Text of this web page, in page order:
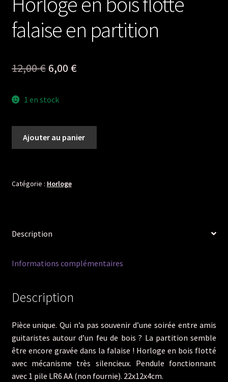
falaise en partition
12,00€ Le
initial
était :
12,00 €.
6,00 €Le
est :
6,00 €.
1 en stock
bois
partition
Ajouter au panier
Catégorie : Horloge
Description
Informations complémentaires
Description
Pièce unique. Qui n’a pas souvenir d’une soirée entre amis
guitaristes autour d’un feu de bois ? La partition semble
être encore gravée dans la falaise ! Horloge en bois flotté
avec mécanisme très silencieux. Pendule fonctionnant
avec 1 pile LR6 AA (non fournie). 22x12x4cm.